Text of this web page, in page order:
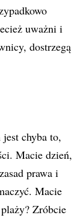
uważni i
dostrzegą
chyba to,
Macie dzień,
prawa i
Macie
Zróbcie